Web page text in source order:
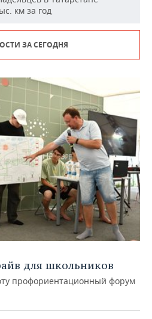
км за год
ЗА СЕГОДНЯ
для школьников
профориентационный форум